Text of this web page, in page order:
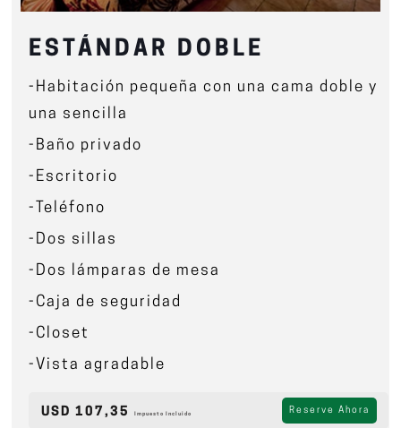
ESTÁNDAR DOBLE
-Habitación pequeña con una cama doble y
una sencilla
-Baño privado
-Escritorio
-Teléfono
-Dos sillas
-Dos lámparas de mesa
-Caja de seguridad
-Closet
-Vista agradable
USD 107,35 Impuesto Incluido Reserve Ahora